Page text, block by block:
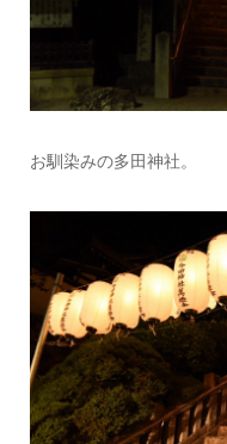
お馴染みの多田神社。